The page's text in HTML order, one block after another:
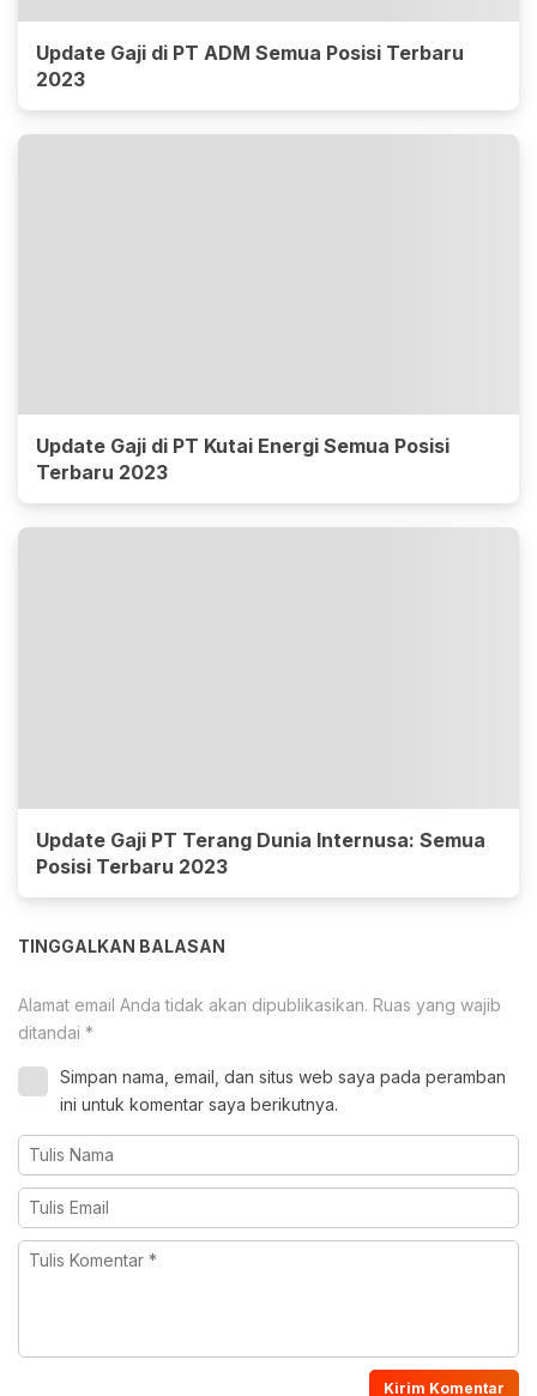
Update Gaji di PT ADM Semua Posisi Terbaru
2023
Update Gaji di PT Kutai Energi Semua Posisi
Terbaru 2023
Update Gaji PT Terang Dunia Internusa: Semua
Posisi Terbaru 2023
TINGGALKAN BALASAN
Alamat email Anda tidak akan dipublikasikan. Ruas yang wajib
ditandai *
Simpan nama, email, dan situs web saya pada peramban
ini untuk komentar saya berikutnya.